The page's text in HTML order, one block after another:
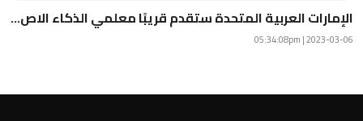
الإمارات العربية المتحدة ستقدم قريبًا معلمي الذكاء الاص...
2023-03-06 | 05:34:08pm